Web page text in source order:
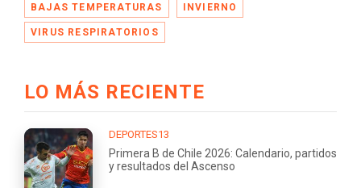
BAJAS TEMPERATURAS INVIERNO
VIRUS RESPIRATORIOS
LO MÁS RECIENTE
DEPORTES13
Primera B de Chile 2026: Calendario, partidos
y resultados del Ascenso